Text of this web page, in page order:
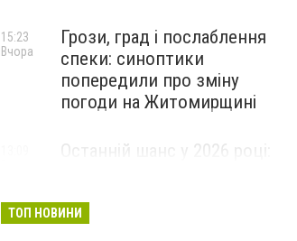
Грози, град і послаблення
спеки: синоптики
попередили про зміну
погоди на Житомирщині
15:23
Вчора
Останній шанс у 2026 році:
майбутніх водійок автобусів
ТОП НОВИНИ